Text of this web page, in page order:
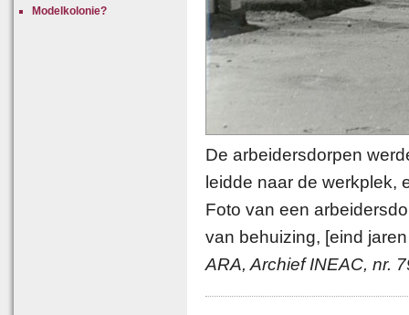
De arbeidersdorpen
leidde naar de werkplek,
Foto van een
van behuizing, [eind
ARA, Archief INEAC, nr.
Modelkolonie?